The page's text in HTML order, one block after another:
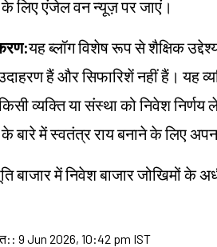
लिए एंजेल वन न्यूज़ पर जाएं।
यह ब्लॉग विशेष रूप से शैक्षिक
हैं और सिफारिशें नहीं हैं। यह
व्यक्ति या संस्था को निवेश
के बारे में स्वतंत्र राय बनाने के लिए
बाजार में निवेश बाजार जोखिमों
: 9 Jun 2026, 10:42 pm IST